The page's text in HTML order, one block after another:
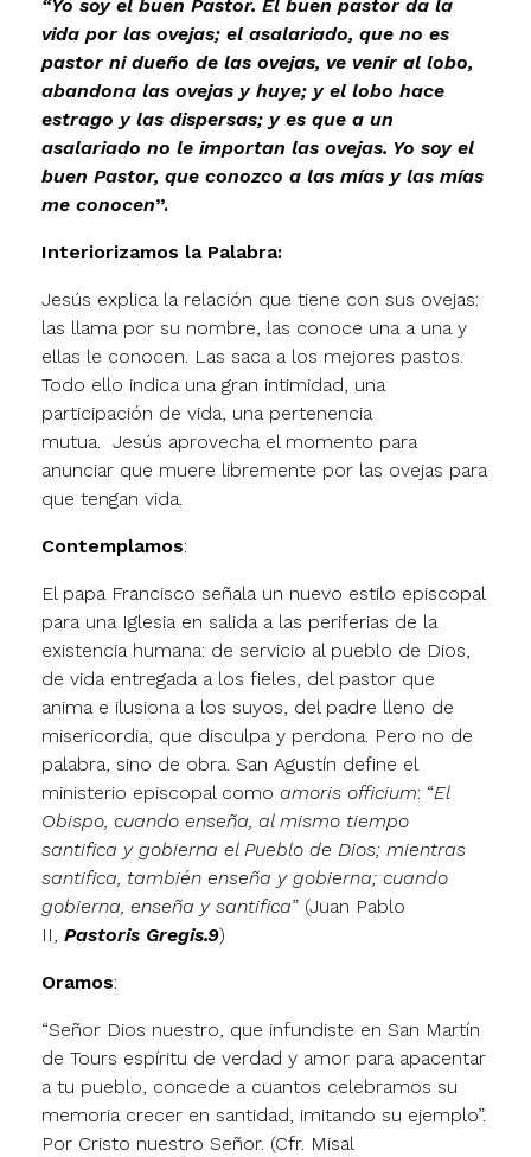
“Yo soy el buen Pastor. El buen pastor da la
vida por las ovejas; el asalariado, que no es
pastor ni dueño de las ovejas, ve venir al lobo,
abandona las ovejas y huye; y el lobo hace
estrago y las dispersas; y es que a un
asalariado no le importan las ovejas. Yo soy el
buen Pastor, que conozco a las mías y las mías
me conocen”.
Interiorizamos la Palabra:
Jesús explica la relación que tiene con sus ovejas:
las llama por su nombre, las conoce una a una y
ellas le conocen. Las saca a los mejores pastos.
Todo ello indica una gran intimidad, una
participación de vida, una pertenencia
mutua. Jesús aprovecha el momento para
anunciar que muere libremente por las ovejas para
que tengan vida.
Contemplamos:
El papa Francisco señala un nuevo estilo episcopal
para una Iglesia en salida a las periferias de la
existencia humana: de servicio al pueblo de Dios,
de vida entregada a los fieles, del pastor que
anima e ilusiona a los suyos, del padre lleno de
misericordia, que disculpa y perdona. Pero no de
palabra, sino de obra. San Agustín define el
ministerio episcopal como amoris officium: “El
Obispo, cuando enseña, al mismo tiempo
santifica y gobierna el Pueblo de Dios; mientras
santifica, también enseña y gobierna; cuando
gobierna, enseña y santifica” (Juan Pablo
II, Pastoris Gregis.9)
Oramos:
“Señor Dios nuestro, que infundiste en San Martín
de Tours espíritu de verdad y amor para apacentar
a tu pueblo, concede a cuantos celebramos su
memoria crecer en santidad, imitando su ejemplo”.
Por Cristo nuestro Señor. (Cfr. Misal